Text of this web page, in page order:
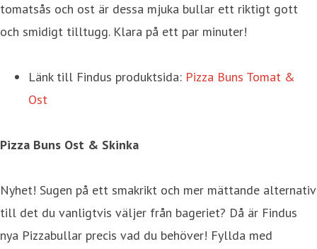
tomatsås och ost är dessa mjuka bullar ett riktigt gott
och smidigt tilltugg. Klara på ett par minuter!
Länk till Findus produktsida: Pizza Buns Tomat &
Ost
Pizza Buns Ost & Skinka
Nyhet! Sugen på ett smakrikt och mer mättande alternativ
till det du vanligtvis väljer från bageriet? Då är Findus
nya Pizzabullar precis vad du behöver! Fyllda med